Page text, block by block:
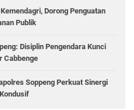
Dorong Penguatan
Publik
Disiplin Pengendara Kunci
Cabbenge
Soppeng Perkuat Sinergi